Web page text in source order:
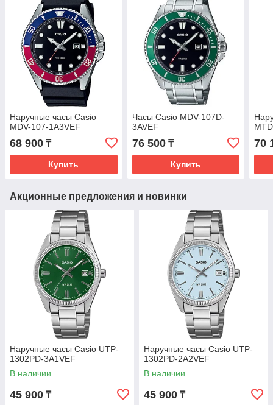
Наручные часы Casio
MDV-107-1A3VEF
68 900 ₸
Купить
Часы Casio MDV-107D-
3AVEF
76 500₸
Купить
70
Акционные предложения и новинки
Наручные часы Casio UTP-
1302PD-3A1VEF
В наличии
45 900 ₸
Наручные часы Casio UTP-
1302PD-2A2VEF
В наличии
45 900 ₸